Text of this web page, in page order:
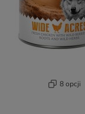
8 opcji